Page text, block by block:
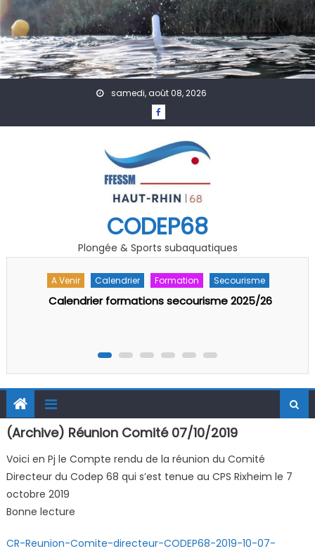
Skip to content
samedi, août 08, 2026
CODEP68
Plongée & Sports subaquatiques
A Venir Actualités Formation Technique
Séminaire Pédago-Technique
(Archive) Réunion Comité 07/10/2019
Voici en Pj le Compte rendu de la réunion du Comité
Directeur du Codep 68 qui s’est tenue au CPS Rixheim le 7
octobre 2019
Bonne lecture
CR-Reunion-Comite-directeur-CODEP68-2019-10-07-